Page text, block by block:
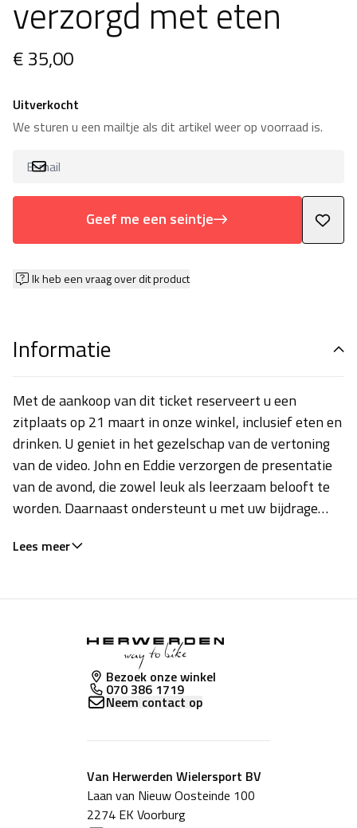
verzorgd met eten
€ 35,00
Uitverkocht
We sturen u een mailtje als dit artikel weer op voorraad is.
Geef me een seintje
Ik heb een vraag over dit product
Informatie
Met de aankoop van dit ticket reserveert u een
zitplaats op 21 maart in onze winkel, inclusief eten en
drinken. U geniet in het gezelschap van de vertoning
van de video. John en Eddie verzorgen de presentatie
van de avond, die zowel leuk als leerzaam belooft te
worden. Daarnaast ondersteunt u met uw bijdrage
duren.
Lees meer
Bezoek onze winkel
070 386 1719
Neem contact op
Van Herwerden Wielersport BV
Laan van Nieuw Oosteinde 100
2274 EK Voorburg